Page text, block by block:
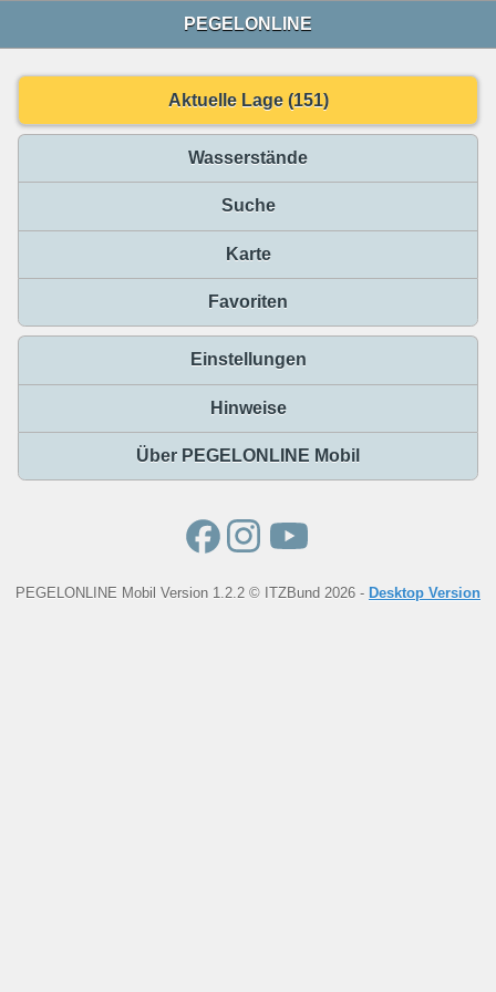
PEGELONLINE
Aktuelle Lage (151)
Wasserstände
Suche
Karte
Favoriten
Einstellungen
Hinweise
Über PEGELONLINE Mobil
PEGELONLINE Mobil Version 1.2.2 © ITZBund 2026 - Desktop Version